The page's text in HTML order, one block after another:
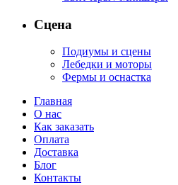
Сцена
Подиумы и сцены
Лебедки и моторы
Фермы и оснастка
Главная
О нас
Как заказать
Оплата
Доставка
Блог
Контакты